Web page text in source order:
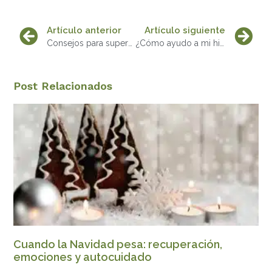
Artículo anterior Artículo siguiente
Post Relacionados
Cuando la Navidad pesa: recuperación,
emociones y autocuidado